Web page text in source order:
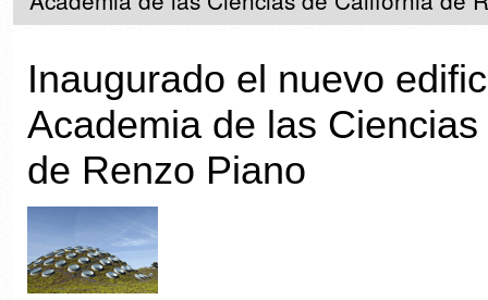
Inaugurado el nuevo
Academia de las
de Renzo Piano